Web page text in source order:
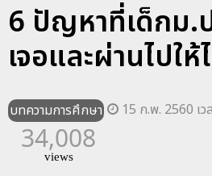
6 ปัญหาที่เด็กม.
เจอและผ่านไปให้
บทความการศึกษา 15 ก.พ. 2560 เว
34,008
views